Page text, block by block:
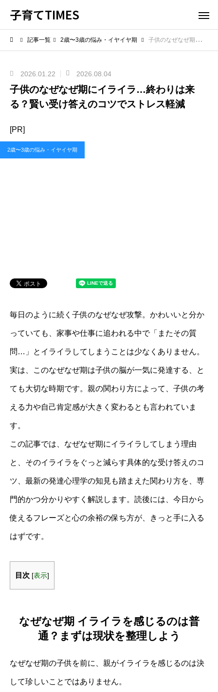
子育てTIMES
記事一覧 2歳〜3歳の悩み・イヤイヤ期 子供のなぜなぜ期にイライラ…終わりは来る？賢い受け答えのコツでストレス軽減
2026.01.22 2026.08.04
子供のなぜなぜ期にイライラ…終わりは来
る？賢い受け答えのコツでストレス軽減
[PR]
2歳〜3歳の悩み・イヤイヤ期
毎日のように続く子供のなぜなぜ攻撃。かわいいと分か
っていても、家事や仕事に追われる中で「またその質
問…」とイライラしてしまうことは少なくありません。
実は、このなぜなぜ期は子供の脳が一気に発達する、と
ても大切な時期です。親の関わり方によって、子供の考
える力や自己肯定感が大きく変わるとも言われていま
す。
この記事では、なぜなぜ期にイライラしてしまう理由
と、そのイライラをぐっと減らす具体的な受け答えのコ
ツ、最新の発達心理学の知見も踏まえた関わり方を、専
門的かつ分かりやすく解説します。読後には、今日から
使えるフレーズと心の余裕の保ち方が、きっと手に入る
はずです。
目次 [表示]
なぜなぜ期 イライラを感じるのは普
通？まずは現状を整理しよう
なぜなぜ期の子供を前に、親がイライラを感じるのは決
して珍しいことではありません。